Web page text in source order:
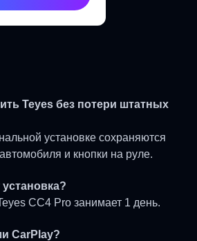
Teyes без потери штатных
установке сохраняются
и кнопки на руле.
CC4 Pro занимает 1 день.
CarPlay?